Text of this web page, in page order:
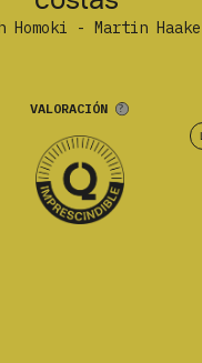
Homoki - Martin Haake
VALORACIÓN